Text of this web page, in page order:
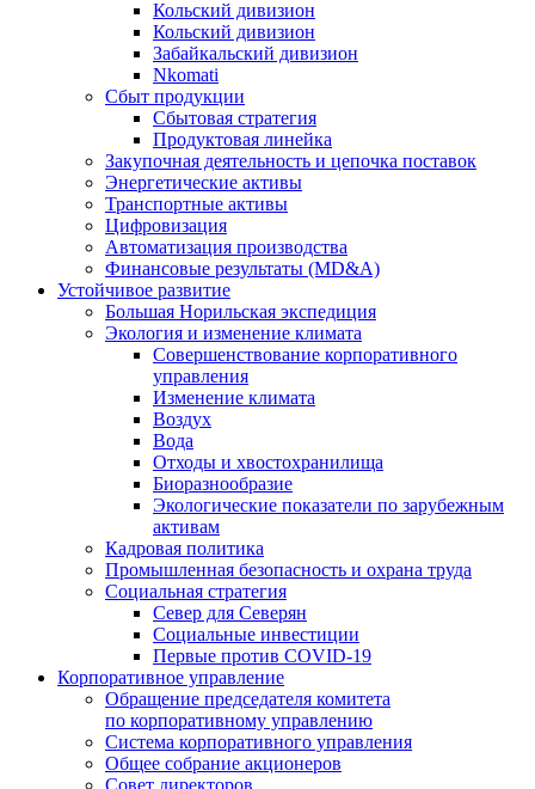
Кольский дивизион
Кольский дивизион
Забайкальский дивизион
Nkomati
Сбыт продукции
Сбытовая стратегия
Продуктовая линейка
Закупочная деятельность и цепочка поставок
Энергетические активы
Транспортные активы
Цифровизация
Автоматизация производства
Финансовые результаты (MD&A)
Устойчивое развитие
Большая Норильская экспедиция
Экология и изменение климата
Совершенствование корпоративного
управления
Изменение климата
Воздух
Вода
Отходы и хвостохранилища
Биоразнообразие
Экологические показатели по зарубежным
активам
Кадровая политика
Промышленная безопасность и охрана труда
Социальная стратегия
Север для Северян
Социальные инвестиции
Первые против COVID‑19
Корпоративное управление
Обращение председателя комитета
по корпоративному управлению
Система корпоративного управления
Общее собрание акционеров
Совет директоров